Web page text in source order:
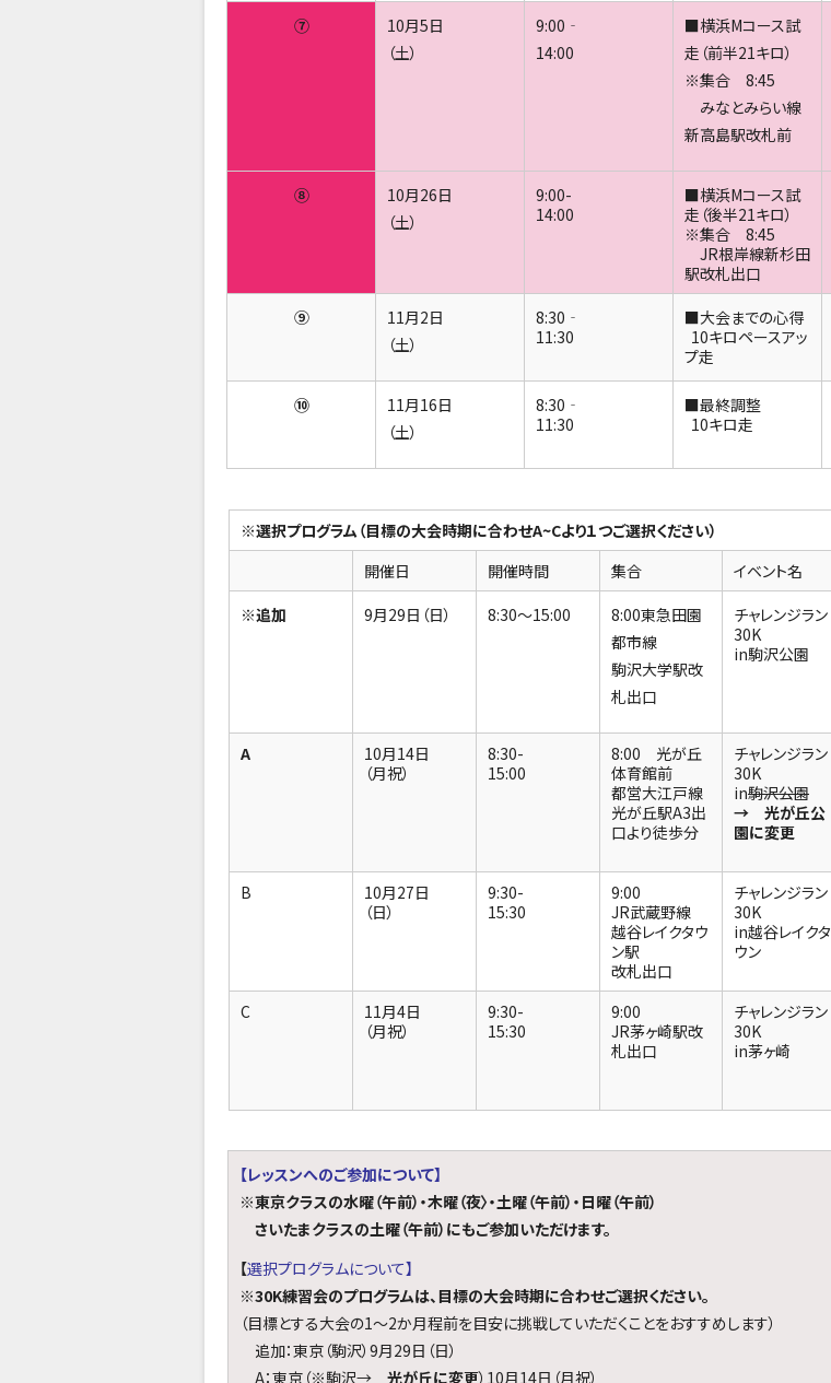
⑦
10月5日
（土）
9:00‐
14:00
■横浜Mコース試
走（前半21キロ）
※集合 8:45
みなとみらい線
新高島駅改札前
⑧
10月26日
（土）
9:00-
14:00
■横浜Mコース試
走（後半21キロ）
※集合 8:45
JR根岸線新杉田
駅改札出口
⑨
11月2日
（土）
8:30‐
11:30
■大会までの心得
10キロペースアッ
プ走
⑩
11月16日
（土）
8:30‐
11:30
■最終調整
10キロ走
※選択プログラム（目標の大会時期に合わせA~Cより１つご選択ください）
開催日
開催時間 集合 イベント名
※追加
9月29日（日） 8:30～15:00
8:00東急田園
都市線
駒沢大学駅改
札出口
チャレンジラン
30K
in駒沢公園
A
10月14日
（月祝）
8:30-
15:00
8:00 光が丘
体育館前
都営大江戸線
光が丘駅A3出
口より徒歩分
チャレンジラン
30K
in駒沢公園
→ 光が丘公
園に変更
B
10月27日
（日）
9:30-
15:30
9:00
JR武蔵野線
越谷レイクタウ
ン駅
改札出口
チャレンジラン
30K
in越谷レイクタ
ウン
C
11月4日
（月祝）
9:30-
15:30
9:00
JR茅ヶ崎駅改
札出口
チャレンジラン
30K
in茅ヶ崎
【レッスンへのご参加について】
※東京クラスの水曜（午前）・木曜（夜〉・土曜（午前）・日曜（午前）
さいたまクラスの土曜（午前）にもご参加いただけます。
【選択プログラムについて】
※30K練習会のプログラムは、目標の大会時期に合わせご選択ください。
（目標とする大会の1～2か月程前を目安に挑戦していただくことをおすすめします）
追加：東京（駒沢）9月29日（日）
A：東京（※駒沢→ 光が丘に変更）10月14日（月祝）